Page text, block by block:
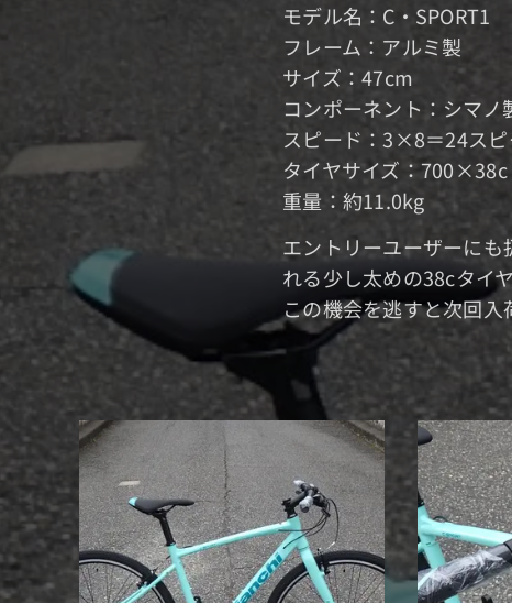
モデ
フレ
サ
コンポーネ
スピー
タイ
重量：約11.0kg
エントリーユーザーに
れる少し
この機会を逃すと次回